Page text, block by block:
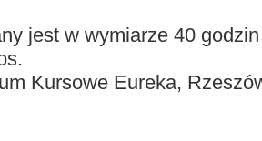
jest w wymiarze 40 godzin
Kursowe Eureka,